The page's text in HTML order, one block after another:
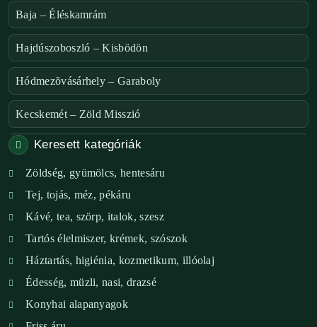
Baja – Éléskamrám
Hajdúszoboszló – Kisbödön
Hódmezõvásárhely – Garaboly
Kecskemét – Zöld Misszió
Székesfehérvár – Zöld Sarok
Verőce – Miegymás
XI. ker. – Lemérem
XIX. ker. – Boldog Föld
XVIII. ker. – Eni Mag-ház
XXIII. ker. – Panelpék
Keresett kategóriák
Zöldség, gyümölcs, hentesáru
Tej, tojás, méz, pékáru
Kávé, tea, szörp, italok, szesz
Tartós élelmiszer, krémek, szószok
Háztartás, higiénia, kozmetikum, illóolaj
Édesség, müzli, nasi, drazsé
Konyhai alapanyagok